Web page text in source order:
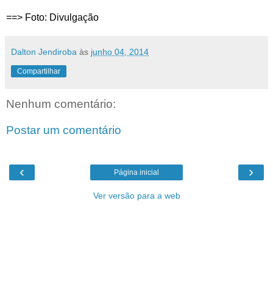
==> Foto: Divulgação
Dalton Jendiroba às junho 04, 2014
Compartilhar
Nenhum comentário:
Postar um comentário
‹ ›
Página inicial
Ver versão para a web